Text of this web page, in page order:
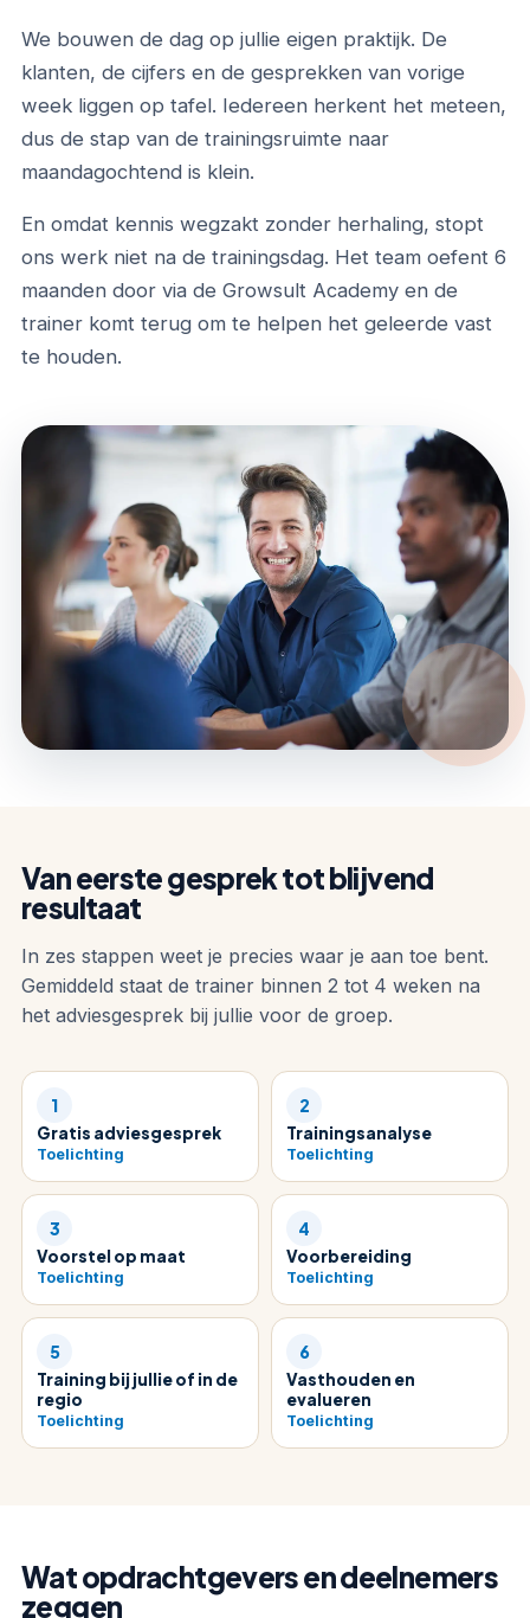
We bouwen de dag op jullie eigen praktijk. De
klanten, de cijfers en de gesprekken van vorige
week liggen op tafel. Iedereen herkent het meteen,
dus de stap van de trainingsruimte naar
maandagochtend is klein.
En omdat kennis wegzakt zonder herhaling, stopt
ons werk niet na de trainingsdag. Het team oefent 6
maanden door via de Growsult Academy en de
trainer komt terug om te helpen het geleerde vast
te houden.
Van eerste gesprek tot blijvend
resultaat
In zes stappen weet je precies waar je aan toe bent.
Gemiddeld staat de trainer binnen 2 tot 4 weken na
het adviesgesprek bij jullie voor de groep.
Stap 1: Gratis adviesgesprek.
Een half uur, telefonisch of
Stap 2: Trainingsanalyse.
We spreken deelnemers en
Stap 3: Voorstel op maat.
Binnen één werkdag krijg je
Stap 4: Voorbereiding.
Deelnemers vullen een korte
Stap 5: Training bij jullie of in de regio.Eén of meer
Stap 6: Vasthouden en evalueren.
1
Gratis adviesgesprek
Toelichting
2
Trainingsanalyse
Toelichting
3
Voorstel op maat
Toelichting
4
Voorbereiding
Toelichting
5
Training bij jullie of in de
regio
Toelichting
6
Vasthouden en
evalueren
Toelichting
Wat opdrachtgevers en deelnemers
zeggen